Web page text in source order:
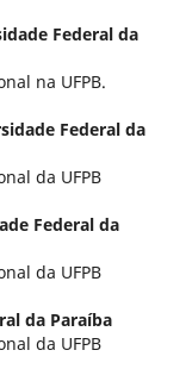
Federal da
na UFPB.
Federal da
da UFPB
Federal da
da UFPB
da Paraíba
da UFPB